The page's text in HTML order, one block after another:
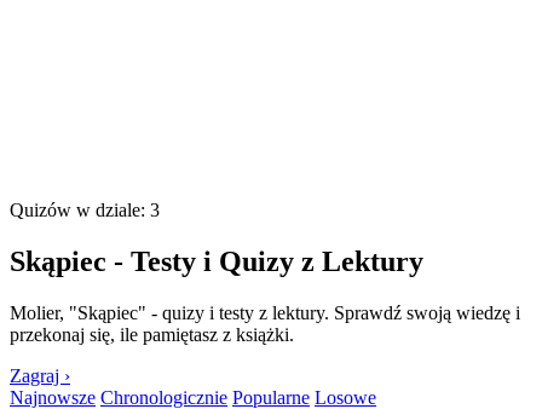
Quizów w dziale: 3
Skąpiec - Testy i Quizy z Lektury
Molier, "Skąpiec" - quizy i testy z lektury. Sprawdź swoją wiedzę i
przekonaj się, ile pamiętasz z książki.
Zagraj ›
Najnowsze Chronologicznie Popularne Losowe